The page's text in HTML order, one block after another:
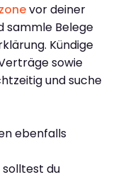
vor deiner
sammle Belege
Kündige
sowie
und suche
ebenfalls
solltest du